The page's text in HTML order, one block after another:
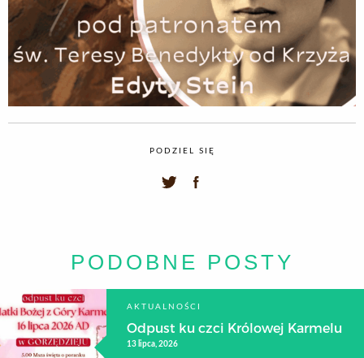
PODZIEL SIĘ
PODOBNE POSTY
AKTUALNOŚCI
Odpust ku czci Królowej Karmelu
13 lipca, 2026